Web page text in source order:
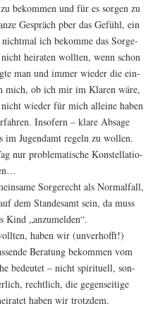
bekom­men und für es sor­gen zu
Gespräch pber das Gefühl, ein
ich bekom­me das Sor­ge­
hei­ra­ten woll­ten, wenn schon
man und immer wie­der die ein­
mich, ob ich mir im Kla­ren wäre,
nicht wie­der für mich allei­ne haben
Inso­fern – kla­re Absa­ge
im Jugend­amt regeln zu wol­len.
nur pro­ble­ma­ti­sche Kon­stel­la­tio­
Sor­ge­recht als Nor­mal­fall,
dem Stan­des­amt sein, da muss
Kind „anzu­mel­den“.
haben wir (unver­hofft!)
Bera­tung bekom­men vom
bedeu­tet – nicht spi­ri­tu­ell, son­
recht­lich, die gegen­sei­ti­ge
haben wir trotzdem.